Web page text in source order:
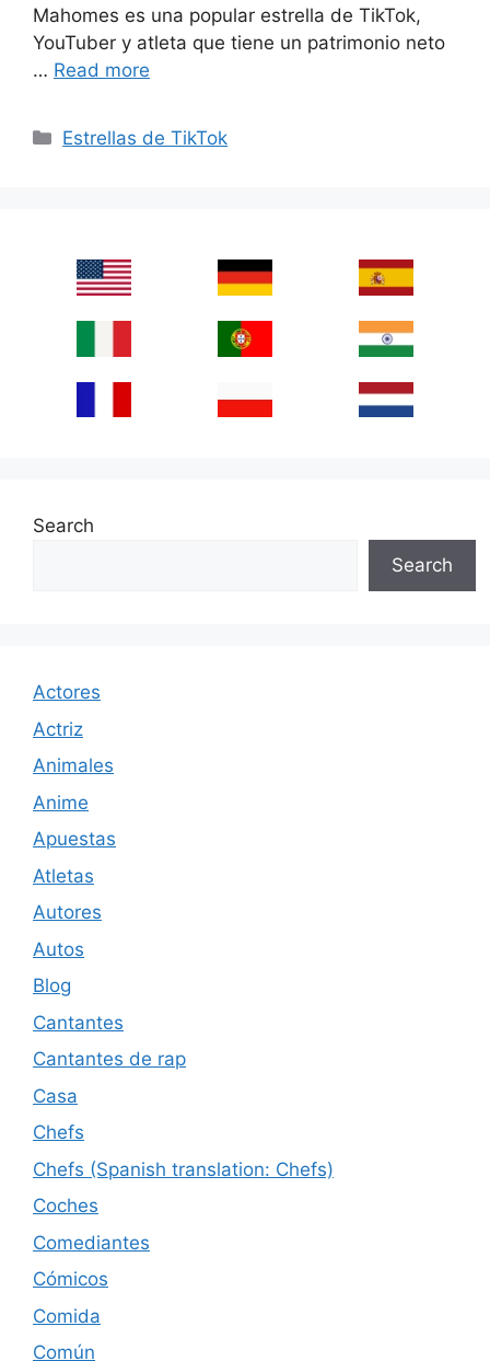
Mahomes es una popular estrella de TikTok,
YouTuber y atleta que tiene un patrimonio neto
… Read more
Categories
Estrellas de TikTok
Search
Search
Actores
Actriz
Animales
Anime
Apuestas
Atletas
Autores
Autos
Blog
Cantantes
Cantantes de rap
Casa
Chefs
Chefs (Spanish translation: Chefs)
Coches
Comediantes
Cómicos
Comida
Común